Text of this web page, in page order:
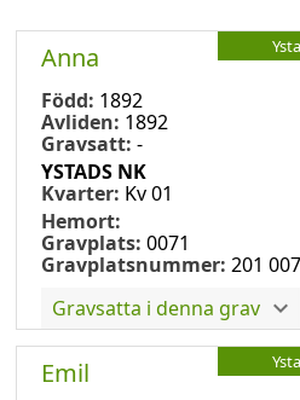
Anna
Född: 1892
Avliden: 1892
Gravsatt: -
YSTADS NK
Kvarter: Kv 01
Hemort:
Gravplats: 0071
Gravplatsnummer: 201
Gravsatta i denna grav
Emil